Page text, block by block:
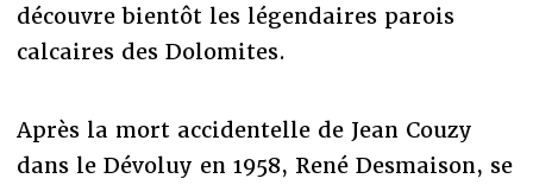
découvre bientôt les légendaires parois
calcaires des Dolomites.
Après la mort accidentelle de Jean Couzy
dans le Dévoluy en 1958, René Desmaison, se